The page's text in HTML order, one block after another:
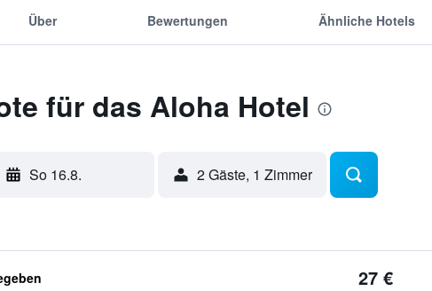
Über Bewertungen Ähnliche Hotels
für das Aloha Hotel
So 16.8. 2 Gäste, 1 Zimmer
27 €